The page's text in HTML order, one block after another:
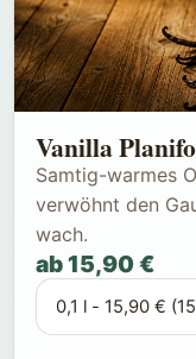
Vanilla
Samtig-warmes
verwöhnt den
wach.
ab 15,90 €